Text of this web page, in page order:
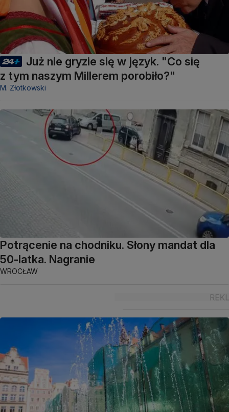
Już nie gryzie się w język. "Co się
z tym naszym Millerem porobiło?"
M. Złotkowski
Potrącenie na chodniku. Słony mandat dla
50-latka. Nagranie
WROCŁAW